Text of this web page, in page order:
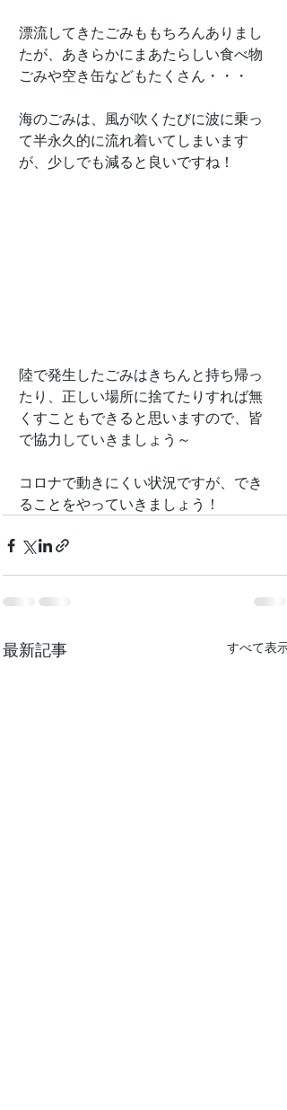
漂流してきたごみももちろんありまし
たが、あきらかにまあたらしい食べ物
ごみや空き缶などもたくさん・・・
海のごみは、風が吹くたびに波に乗っ
て半永久的に流れ着いてしまいます
が、少しでも減ると良いですね！
陸で発生したごみはきちんと持ち帰っ
たり、正しい場所に捨てたりすれば無
くすこともできると思いますので、皆
で協力していきましょう～
コロナで動きにくい状況ですが、でき
ることをやっていきましょう！
最新記事 すべて表示